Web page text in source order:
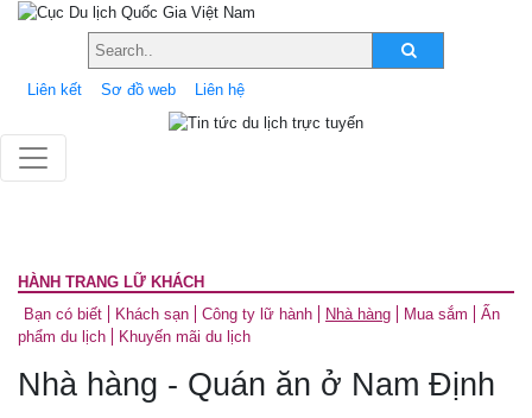
Liên kết Sơ đồ web Liên hệ
HÀNH TRANG LỮ KHÁCH
Bạn có biết
Khách sạn Công ty lữ hành Nhà hàng Mua sắm
Ấn
phẩm du lịch
Khuyến mãi du lịch
Nhà hàng - Quán ăn ở Nam Định